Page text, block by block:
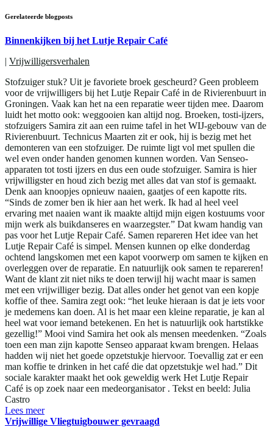
Gerelateerde blogposts
Binnenkijken bij het Lutje Repair Café
| Vrijwilligersverhalen
Stofzuiger stuk? Uit je favoriete broek gescheurd? Geen probleem
voor de vrijwilligers bij het Lutje Repair Café in de Rivierenbuurt in
Groningen. Vaak kan het na een reparatie weer tijden mee. Daarom
luidt het motto ook: weggooien kan altijd nog. Broeken, tosti-ijzers,
stofzuigers Samira zit aan een ruime tafel in het WIJ-gebouw van de
Rivierenbuurt. Technicus Maarten zit er ook, hij is bezig met het
demonteren van een stofzuiger. De ruimte ligt vol met spullen die
wel even onder handen genomen kunnen worden. Van Senseo-
apparaten tot tosti ijzers en dus een oude stofzuiger. Samira is hier
vrijwilligster en houd zich bezig met alles dat van stof is gemaakt.
Denk aan knoopjes opnieuw naaien, gaatjes of een kapotte rits.
“Sinds de zomer ben ik hier aan het werk. Ik had al heel veel
ervaring met naaien want ik maakte altijd mijn eigen kostuums voor
mijn werk als buikdanseres en waarzegster.” Dat kwam handig van
pas voor het Lutje Repair Café. Samen repareren Het idee van het
Lutje Repair Café is simpel. Mensen kunnen op elke donderdag
ochtend langskomen met een kapot voorwerp om samen te kijken en
overleggen over de reparatie. En natuurlijk ook samen te repareren!
Want de klant zit niet niks te doen terwijl hij wacht maar is samen
met een vrijwilliger bezig. Dat alles onder het genot van een kopje
koffie of thee. Samira zegt ook: “het leuke hieraan is dat je iets voor
je medemens kan doen. Al is het maar een kleine reparatie, je kan al
heel wat voor iemand betekenen. En het is natuurlijk ook hartstikke
gezellig!” Mooi vind Samira het ook als mensen meedenken. “Zoals
toen een man zijn kapotte Senseo apparaat kwam brengen. Helaas
hadden wij niet het goede opzetstukje hiervoor. Toevallig zat er een
man koffie te drinken in het café die dat opzetstukje wel had.” Dit
sociale karakter maakt het ook geweldig werk Het Lutje Repair
Café is op zoek naar een medeorganisator . Tekst en beeld: Julia
Castro
Lees meer
Vrijwillige Vliegtuigbouwer gevraagd